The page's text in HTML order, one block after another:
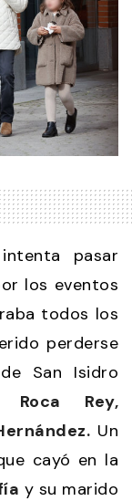
pasar
los eventos
todos los
perderse
San Isidro
Roca Rey,
Un
cayó en la
y su marido